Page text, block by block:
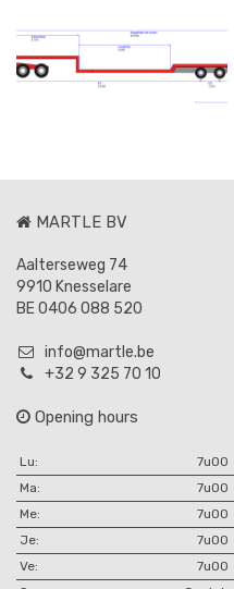
MARTLE BV
Aalterseweg 74
9910 Knesselare
BE 0406 088 520
info@martle.be
+32 9 325 70 10
Opening hours
Lu: 7u00
Ma:
7u00
Me:
7u00
Je:
7u00
Ve:
7u00